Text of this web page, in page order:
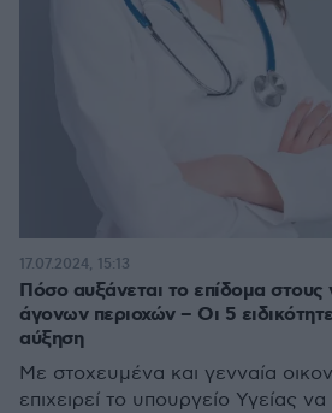
Πόσο αυξάνεται το επίδομα στους
άγονων περιοχών – Οι 5
αύξηση
Με στοχευμένα και γενναία
επιχειρεί το υπουργείο Υγείας
17.07.2024, 15:13